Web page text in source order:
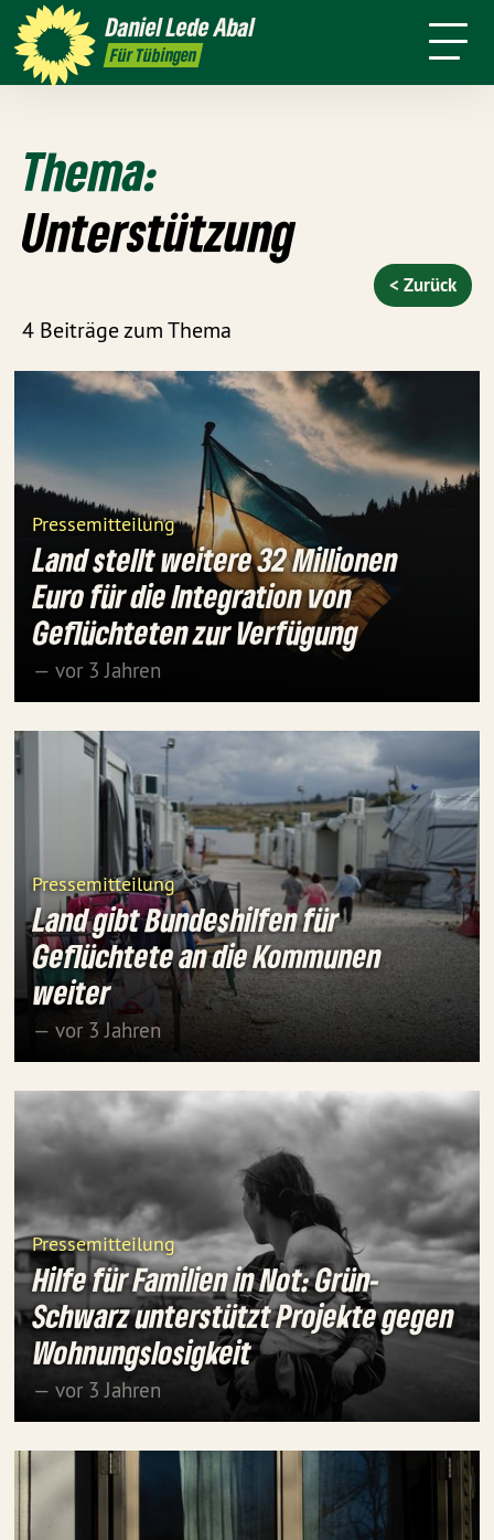
DanielLede Abal
Für Tübingen
Presse Pressebilder Kontakt
mich
Thema:
Unterstützung
4 Beiträge zum Thema
< Zurück
Pressemitteilung
Land stellt weitere 32 Millionen
Euro für die Integration von
Geflüchteten zur Verfügung
— vor 3 Jahren
Pressemitteilung
Land gibt Bundeshilfen für
Geflüchtete an die Kommunen
weiter
— vor 3 Jahren
Pressemitteilung
Hilfe für Familien in Not: Grün-
Schwarz unterstützt Projekte gegen
Wohnungslosigkeit
— vor 3 Jahren